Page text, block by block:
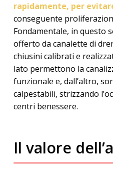
rapidamente, per
conseguente
Fondamentale, in questo
offerto da canalette di
chiusini calibrati e
lato permettono la
funzionale e, dall’altro,
calpestabili, strizzando
centri benessere.
Il valore